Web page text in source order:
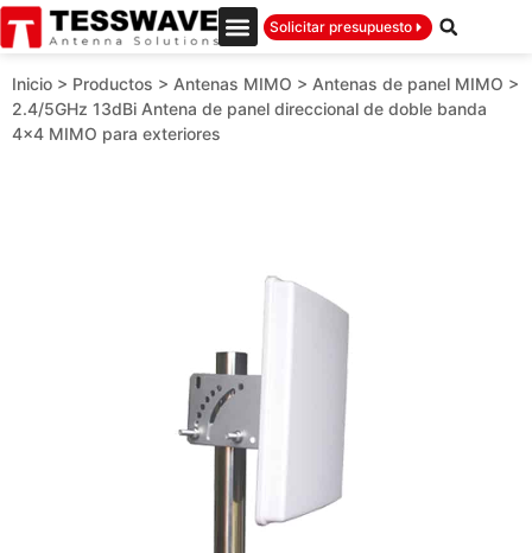
Solicitar presupuesto
Inicio > Productos > Antenas MIMO > Antenas de panel MIMO >
2.4/5GHz 13dBi Antena de panel direccional de doble banda
4×4 MIMO para exteriores